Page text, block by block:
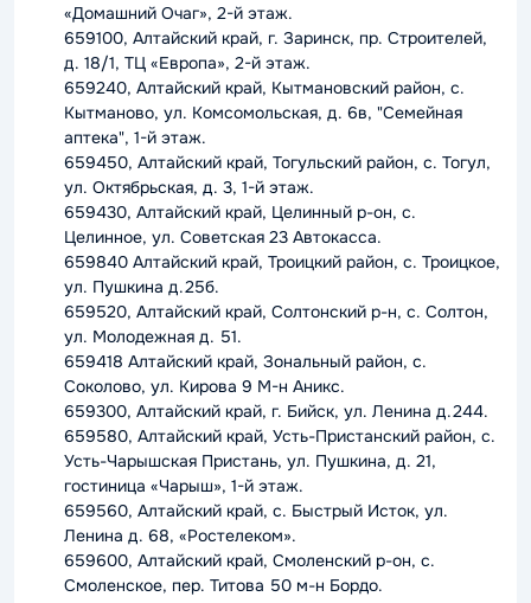
«Домашний Очаг», 2-й этаж.
659100, Алтайский край, г. Заринск, пр. Строителей,
д. 18/1, ТЦ «Европа», 2-й этаж.
659240, Алтайский край, Кытмановский район, с.
Кытманово, ул. Комсомольская, д. 6в, "Семейная
аптека", 1-й этаж.
659450, Алтайский край, Тогульский район, с. Тогул,
ул. Октябрьская, д. 3, 1-й этаж.
659430, Алтайский край, Целинный р-он, с.
Целинное, ул. Советская 23 Автокасса.
659840 Алтайский край, Троицкий район, с. Троицкое,
ул. Пушкина д.25б.
659520, Алтайский край, Солтонский р-н, с. Солтон,
ул. Молодежная д. 51.
659418 Алтайский край, Зональный район, с.
Соколово, ул. Кирова 9 М-н Аникс.
659300, Алтайский край, г. Бийск, ул. Ленина д.244.
659580, Алтайский край, Усть-Пристанский район, с.
Усть-Чарышская Пристань, ул. Пушкина, д. 21,
гостиница «Чарыш», 1-й этаж.
659560, Алтайский край, с. Быстрый Исток, ул.
Ленина д. 68, «Ростелеком».
659600, Алтайский край, Смоленский р-он, с.
Смоленское, пер. Титова 50 м-н Бордо.